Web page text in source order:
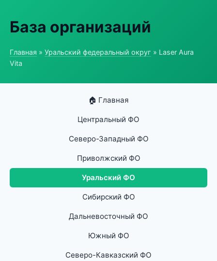
База организаций
Главная » Уральский федеральный округ » Laser Aura
Vita
🏠 Главная
Центральный ФО
Северо-Западный ФО
Приволжский ФО
Уральский ФО
Сибирский ФО
Дальневосточный ФО
Южный ФО
Северо-Кавказский ФО